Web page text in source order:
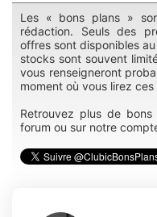
Les « bons plans »
rédaction. Seuls des
offres sont disponibles
stocks sont souvent
vous renseigneront
moment où vous lirez ces
Retrouvez plus de
forum ou sur notre